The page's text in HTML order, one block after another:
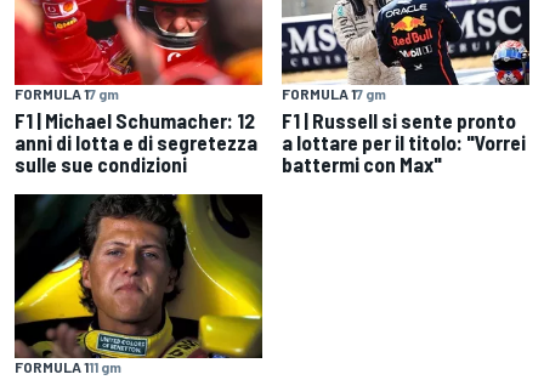
FORMULA 17 gm
F1 | Michael Schumacher: 12
anni di lotta e di segretezza
sulle sue condizioni
FORMULA 17 gm
F1 | Russell si sente pronto
a lottare per il titolo: "Vorrei
battermi con Max"
FORMULA 111 gm